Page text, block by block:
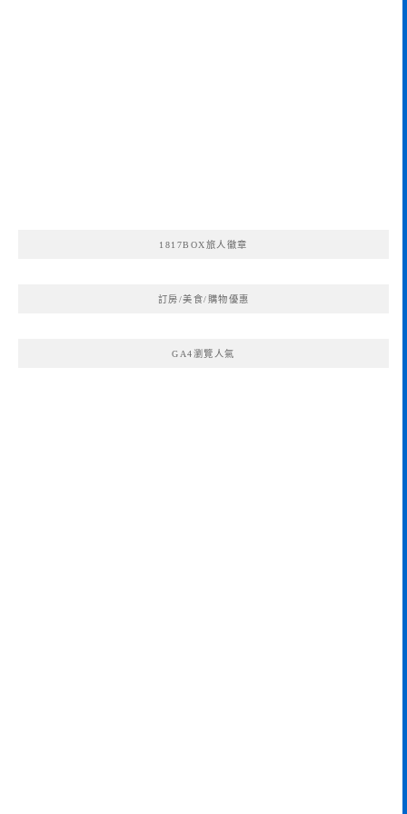
1817BOX旅人徽章
訂房/美食/購物優惠
GA4瀏覽人氣